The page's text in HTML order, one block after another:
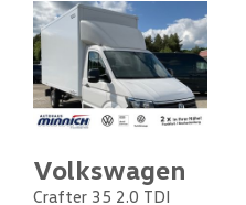
Volkswagen
Crafter 35 2.0 TDI